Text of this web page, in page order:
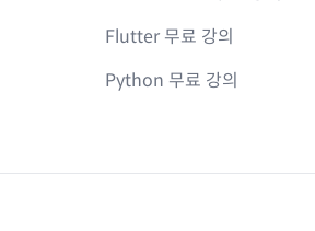
Flutter 무료 강의
Python 무료 강의